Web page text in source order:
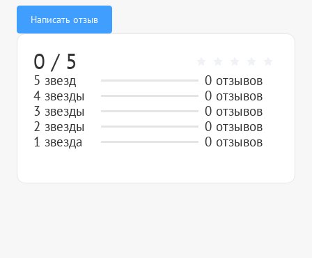
Написать отзыв
0 / 5
5 звезд
0 отзывов
4 звезды
0 отзывов
3 звезды
0 отзывов
2 звезды
0 отзывов
1 звезда
0 отзывов